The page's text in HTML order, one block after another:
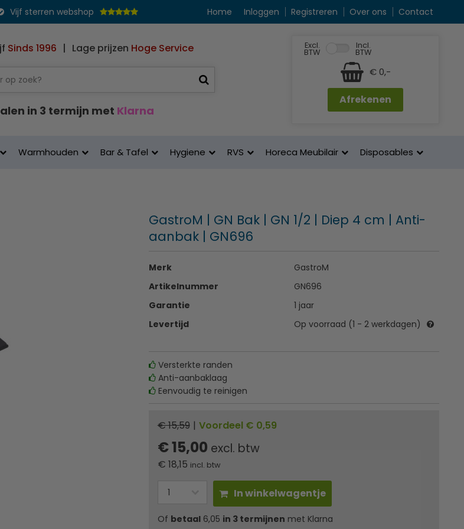
Vijf sterren webshop Home Inloggen Registreren Over ons Contact
Sinds 1996 | Lage prijzen Hoge Service
in 3 termijn met Klarna
Excl.
BTW
Incl.
BTW
€ 0,-
Afrekenen
Warmhouden Bar & Tafel Hygiene RVS Horeca Meubilair Disposables
GastroM | GN Bak | GN 1/2 | Diep 4 cm | Anti-
aanbak | GN696
Merk
GastroM
Artikelnummer
GN696
Garantie
1 jaar
Levertijd
Op voorraad (1 - 2 werkdagen)
Versterkte randen
Anti-aanbaklaag
Eenvoudig te reinigen
€ 15,59 | Voordeel € 0,59
€ 15,00 excl. btw
€ 18,15 incl. btw
In winkelwagentje
Of betaal6,05 in 3 termijnen met Klarna